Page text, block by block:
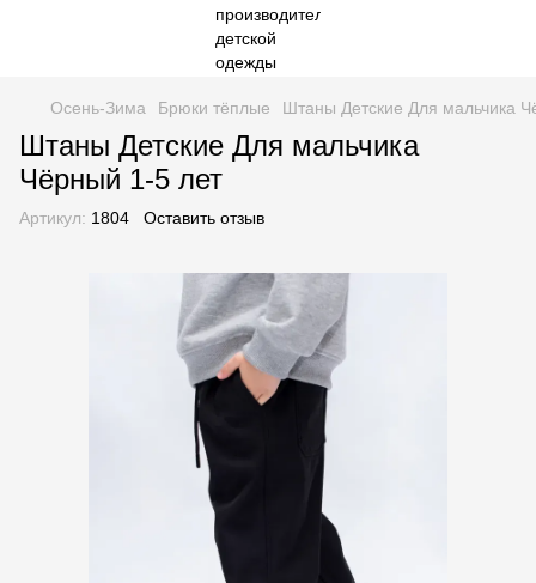
Осень-Зима Брюки тёплые Штаны Детские Для мальчика
Штаны Детские Для мальчика
Чёрный 1-5 лет
Артикул: 1804 Оставить отзыв